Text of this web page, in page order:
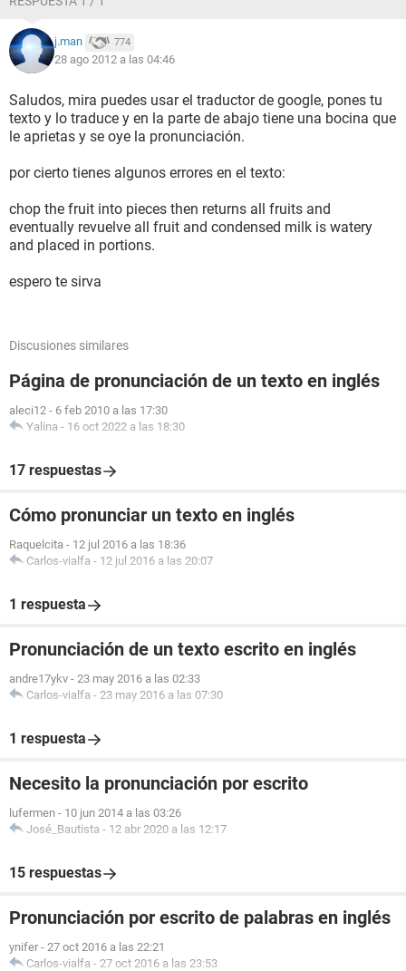
j.man 774
28 ago 2012 a las 04:46
Saludos, mira puedes usar el traductor de google, pones tu
texto y lo traduce y en la parte de abajo tiene una bocina que
le aprietas y se oye la pronunciación.
por cierto tienes algunos errores en el texto:
chop the fruit into pieces then returns all fruits and
eventually revuelve all fruit and condensed milk is watery
and placed in portions.
espero te sirva
Discusiones similares
Página de pronunciación de un texto en inglés
aleci12 - 6 feb 2010 a las 17:30
Yalina - 16 oct 2022 a las 18:30
17 respuestas
Cómo pronunciar un texto en inglés
Raquelcita - 12 jul 2016 a las 18:36
Carlos-vialfa - 12 jul 2016 a las 20:07
1 respuesta
Pronunciación de un texto escrito en inglés
andre17ykv - 23 may 2016 a las 02:33
Carlos-vialfa - 23 may 2016 a las 07:30
1 respuesta
Necesito la pronunciación por escrito
lufermen - 10 jun 2014 a las 03:26
José_Bautista - 12 abr 2020 a las 12:17
15 respuestas
Pronunciación por escrito de palabras en inglés
ynifer - 27 oct 2016 a las 22:21
Carlos-vialfa - 27 oct 2016 a las 23:53